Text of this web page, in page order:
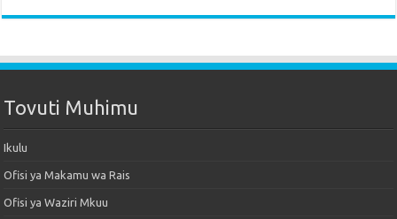
Tovuti Muhimu
Ikulu
Ofisi ya Makamu wa Rais
Ofisi ya Waziri Mkuu